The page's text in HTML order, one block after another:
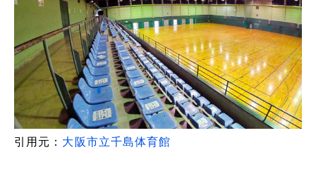
引用元： 大阪市立千島体育館